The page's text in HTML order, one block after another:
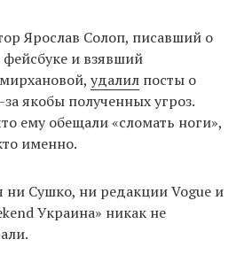
Ярослав Солоп, писавший о
фейсбуке и взявший
удалил посты о
якобы полученных угроз.
ему обещали «сломать ноги»,
именно.
Сушко, ни редакции Vogue и
Украина» никак не